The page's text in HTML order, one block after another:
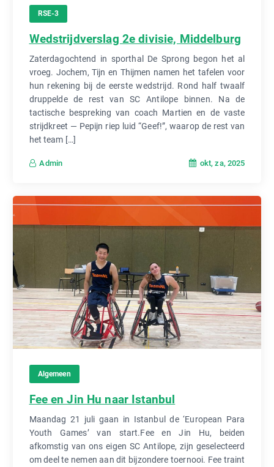
RSE-3
Wedstrijdverslag 2e divisie, Middelburg
Zaterdagochtend in sporthal De Sprong begon het al
vroeg. Jochem, Tijn en Thijmen namen het tafelen voor
hun rekening bij de eerste wedstrijd. Rond half twaalf
druppelde de rest van SC Antilope binnen. Na de
tactische bespreking van coach Martien en de vaste
strijdkreet — Pepijn riep luid “Geef!”, waarop de rest van
het team […]
Admin okt, za, 2025
Algemeen
Fee en Jin Hu naar Istanbul
Maandag 21 juli gaan in Istanbul de ‘European Para
Youth Games’ van start.Fee en Jin Hu, beiden
afkomstig van ons eigen SC Antilope, zijn geselecteerd
om deel te nemen aan dit bijzondere toernooi. Fee traint